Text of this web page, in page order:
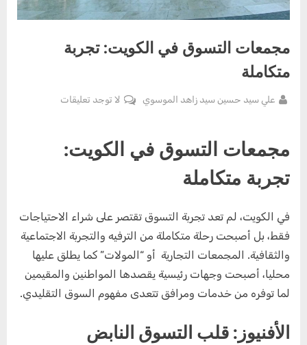
مجمعات التسوق في الكويت: تجربة
متكاملة
2025
By
علي سيد حسين سيد زاهد الموسوي لا توجد تعليقاتعلى
مجمعات التسوق في الكويت:
تجربة متكاملة
في الكويت، لم تعد تجربة التسوق تقتصر على شراء الاحتياجات
فقط، بل أصبحت رحلة متكاملة من الترفيه والتجربة الاجتماعية
والثقافية. المجمعات التجارية أو “المولات” كما يطلق عليها
محليا، أصبحت وجهات رئيسية يقصدها المواطنين والمقيمين
لما توفره من خدمات ومرافق تتعدى مفهوم السوق التقليدي.
الأفنيوز: قلب التسوق النابض